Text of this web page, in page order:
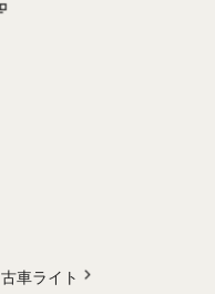
車ライト